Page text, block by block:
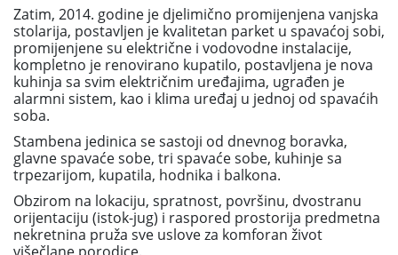
Zatim, 2014. godine je djelimično promijenjena vanjska
stolarija, postavljen je kvalitetan parket u spavaćoj sobi,
promijenjene su električne i vodovodne instalacije,
kompletno je renovirano kupatilo, postavljena je nova
kuhinja sa svim električnim uređajima, ugrađen je
alarmni sistem, kao i klima uređaj u jednoj od spavaćih
soba.
Stambena jedinica se sastoji od dnevnog boravka,
glavne spavaće sobe, tri spavaće sobe, kuhinje sa
trpezarijom, kupatila, hodnika i balkona.
Obzirom na lokaciju, spratnost, površinu, dvostranu
orijentaciju (istok-jug) i raspored prostorija predmetna
nekretnina pruža sve uslove za komforan život